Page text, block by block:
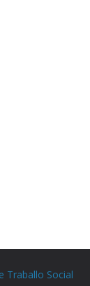
Traballo Social